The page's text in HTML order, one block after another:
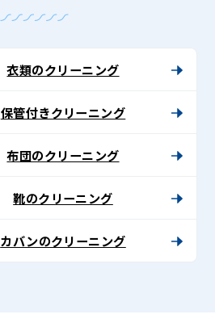
衣類のクリーニング
保管付きクリーニング
布団のクリーニング
靴のクリーニング
カバンのクリーニング